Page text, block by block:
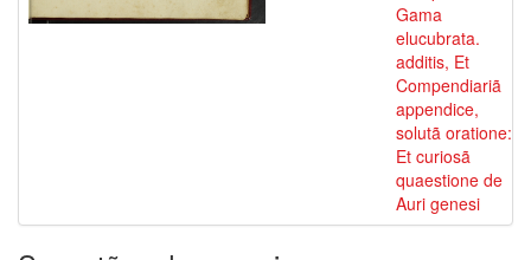
Gama
elucubrata.
additis, Et
Compendiariã
appendice,
solutã oratione:
Et curiosã
quaestione de
Auri genesi